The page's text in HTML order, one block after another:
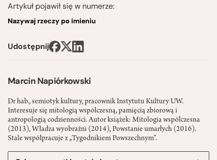
Marcin Napiórkowski
Dr hab., semiotyk kultury, pracownik Instytutu Kultury UW.
Interesuje się mitologią współczesną, pamięcią zbiorową i
antropologią codzienności. Autor książek: Mitologia współczesna
(2013), Władza wyobraźni (2014), Powstanie umarłych (2016).
Stale współpracuje z „Tygodnikiem Powszechnym”.
Artykuł pojawił się w numerze:
Nazywaj rzeczy po imieniu
Udostępnij